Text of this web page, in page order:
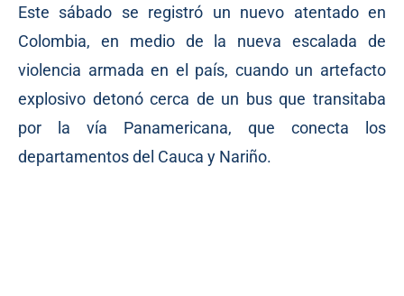
Este sábado se registró un nuevo atentado en
Colombia, en medio de la nueva escalada de
violencia armada en el país, cuando un artefacto
explosivo detonó cerca de un bus que transitaba
por la vía Panamericana, que conecta los
departamentos del Cauca y Nariño.